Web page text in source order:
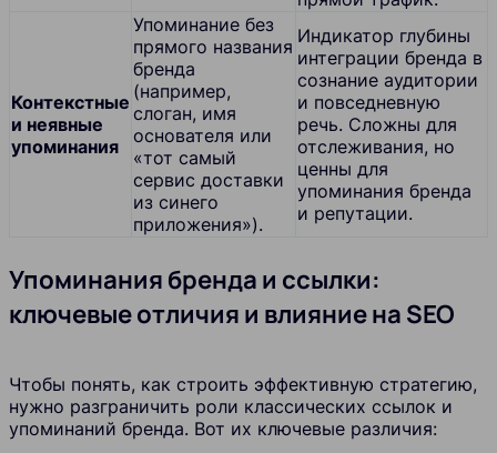
Контекстные
и неявные
упоминания
Упоминание без
прямого названия
бренда
(например,
слоган, имя
основателя или
«тот самый
сервис доставки
из синего
приложения»).
Индикатор глубины
интеграции бренда в
сознание аудитории
и повседневную
речь. Сложны для
отслеживания, но
ценны для
упоминания бренда
и репутации.
Упоминания бренда и ссылки:
ключевые отличия и влияние на SEO
Чтобы понять, как строить эффективную стратегию,
нужно разграничить роли классических ссылок и
упоминаний бренда. Вот их ключевые различия: